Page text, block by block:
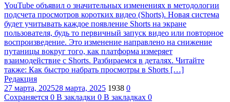
YouTube объявил о значительных изменениях в методологии
подсчета просмотров коротких видео (Shorts). Новая система
будет учитывать каждое появление Shorts на экране
пользователя, будь то первичный запуск видео или повторное
воспроизведение. Это изменение направлено на снижение
путаницы вокруг того, как платформа измеряет
взаимодействие с Shorts. Разбираемся в деталях. Читайте
также: Как быстро набрать просмотры в Shorts […]
Редакция
27 марта, 202528 марта, 2025 1938 0
Сохраняется 0 В закладки 0 В закладках 0